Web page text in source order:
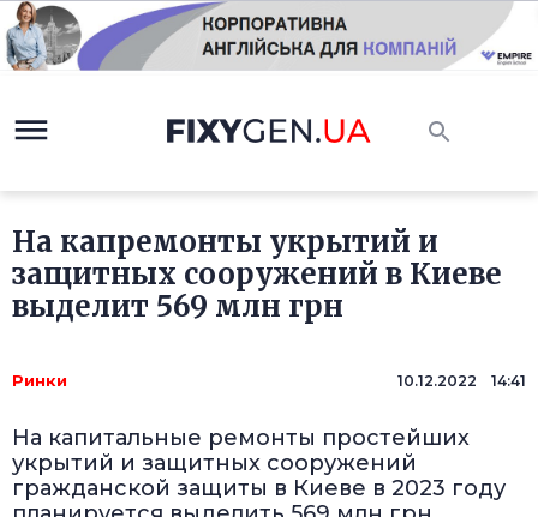
На капремонты укрытий и
защитных сооружений в Киеве
выделит 569 млн грн
Ринки 10.12.2022 14:41
На капитальные ремонты простейших
укрытий и защитных сооружений
гражданской защиты в Киеве в 2023 году